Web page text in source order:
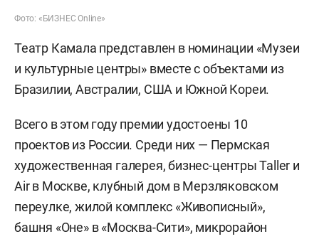
Фото: «БИЗНЕС Online»
Театр Камала представлен в номинации «Музеи
и культурные центры» вместе с объектами из
Бразилии, Австралии, США и Южной Кореи.
Всего в этом году премии удостоены 10
проектов из России. Среди них — Пермская
художественная галерея, бизнес-центры Taller и
Air в Москве, клубный дом в Мерзляковском
переулке, жилой комплекс «Живописный»,
башня «Оне» в «Москва-Сити», микрорайон